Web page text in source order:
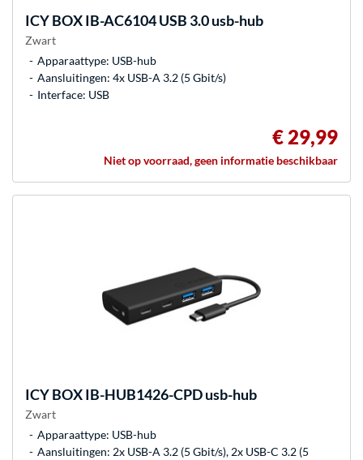
ICY BOXIB-AC6104 USB 3.0 usb-hub
Zwart
Apparaattype: USB-hub
Aansluitingen: 4x USB-A 3.2 (5 Gbit/s)
Interface: USB
€ 29,99
Niet op voorraad, geen informatie beschikbaar
ICY BOXIB-HUB1426-CPD usb-hub
Zwart
Apparaattype: USB-hub
Aansluitingen: 2x USB-A 3.2 (5 Gbit/s), 2x USB-C 3.2 (5